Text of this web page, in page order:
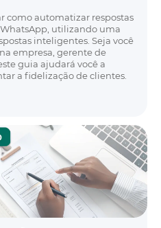
como automatizar respostas
utilizando uma
inteligentes. Seja você
empresa, gerente de
guia ajudará você a
a fidelização de clientes.